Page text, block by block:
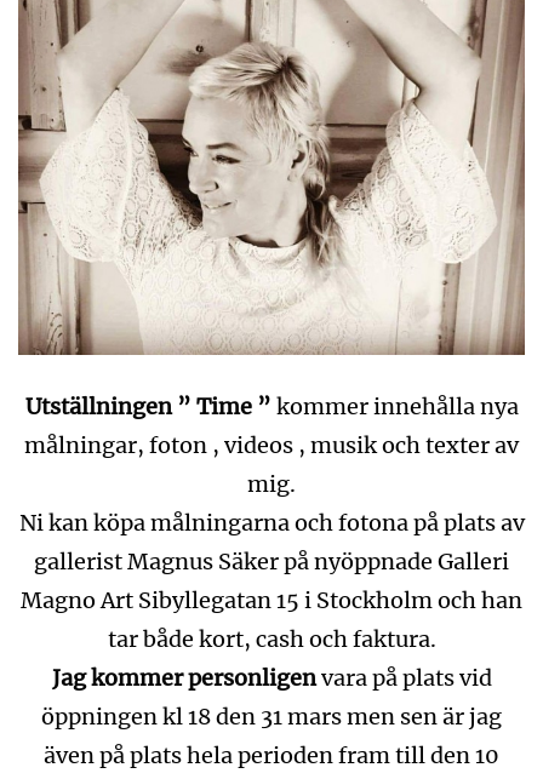
Utställningen ” Time ” kommer innehålla nya
målningar, foton , videos , musik och texter av
mig.
Ni kan köpa målningarna och fotona på plats av
gallerist Magnus Säker på nyöppnade Galleri
Magno Art Sibyllegatan 15 i Stockholm och han
tar både kort, cash och faktura.
Jag kommer personligenvara på plats vid
öppningen kl 18 den 31 mars men sen är jag
även på plats hela perioden fram till den 10